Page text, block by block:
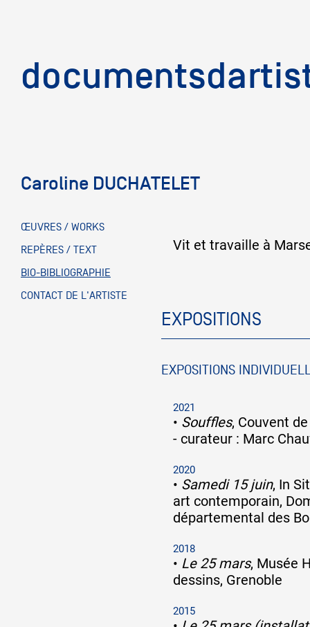
Mission
Équipe
Crédits
Actions
Documentation
Visites d'ateliers
Production vidéo
Caroline DUCHATELET
ŒUVRES / WORKS
REPÈRES / TEXT
BIO-BIBLIOGRAPHIE
CONTACT DE L'ARTISTE
Vit et travaille à
EXPOSITIONS
EXPOSITIONS
2021
• Souffles, Couvent
- curateur : Marc
2020
• Samedi 15 juin, In
art contemporain,
départemental des
2018
• Le 25 mars, Musée
dessins, Grenoble
2015